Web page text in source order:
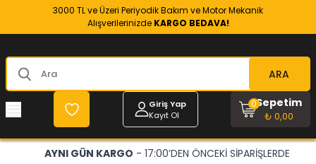
3000 TL ve Üzeri Periyodik Bakım ve Motor Mekanik
Alışverilerinizde KARGO BEDAVA!
ARA
Giriş Yap
Kayıt Ol
Sepetim
₺ 0,00
0
AYNI GÜN KARGO - 17:00’DEN ÖNCEKİ SİPARİŞLERDE